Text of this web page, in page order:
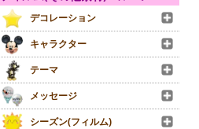
デコレーション
キャラクター
テーマ
メッセージ
シーズン(フィルム)